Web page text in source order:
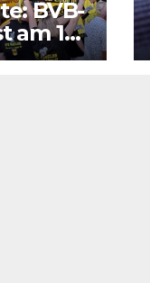
BVB-
am 16.